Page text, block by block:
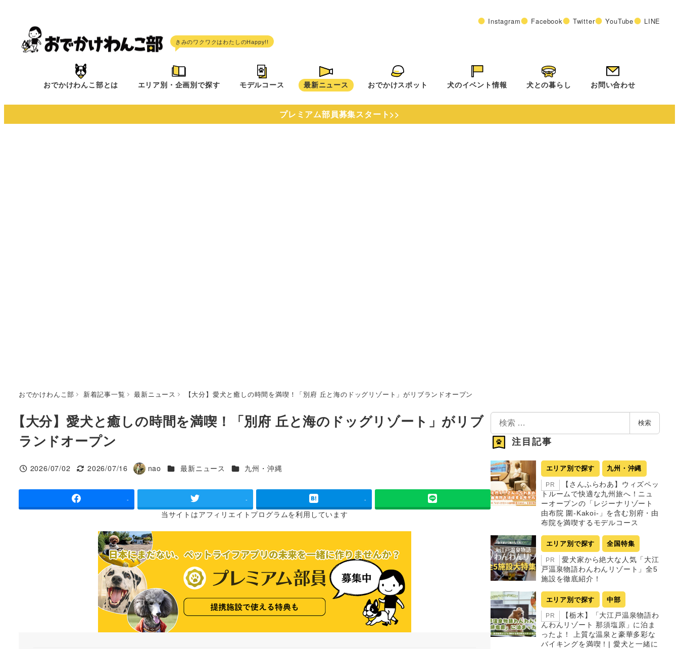
へ
Instagram Facebook Twitter YouTube LINE
おでかけわんこ部とは エリア別・企画別で探す モデルコース 最新ニュース おでかけスポット 犬のイベント情報 犬との暮らし お問い合わせ
プレミアム部員募集スタート>>
おでかけわんこ部 新着記事一覧 最新ニュース 【大分】愛犬と癒しの時間を満喫！「別府 丘と海のドッグリゾート」がリブランドオープン
【大分】愛犬と癒しの時間を満喫！「別府 丘と海のドッグリゾート」がリブ
ランドオープン
投稿日
2026/07/02
更新日
2026/07/16
著
nao カテゴリー
最新ニュース カテゴリー
九州・沖縄
- - -
当サイトはアフィリエイトプログラムを利用しています
検
索
検索
注目記事
エリア別で探す 九州・沖縄
PR
【さんふらわあ】ウィズペッ
トルームで快適な九州旅へ！ニュ
ーオープンの「レジーナリゾート
由布院 圍-Kakoi-」を含む別府・由
布院を満喫するモデルコース
エリア別で探す 全国特集
PR
愛犬家から絶大な人気「大江
戸温泉物語わんわんリゾート」全5
施設を徹底紹介！
エリア別で探す 中部
PR
【栃木】「大江戸温泉物語わ
んわんリゾート 那須塩原」に泊ま
ったよ！ 上質な温泉と豪華多彩な
バイキングを満喫！| 愛犬と一緒に